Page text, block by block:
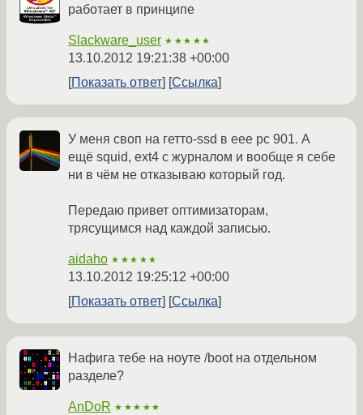
работает в принципе
Slackware_user ★★★★★
13.10.2012 19:21:38 +00:00
Показать ответ
Ссылка
У меня своп на гетто-ssd в eee pc 901. А
ещё squid, ext4 с журналом и вообще я себе
ни в чём не отказываю который год.
Передаю привет оптимизаторам,
трясущимся над каждой записью.
aidaho ★★★★★
13.10.2012 19:25:12 +00:00
Показать ответ
Ссылка
Нафига тебе на ноуте /boot на отдельном
разделе?
AnDoR ★★★★★